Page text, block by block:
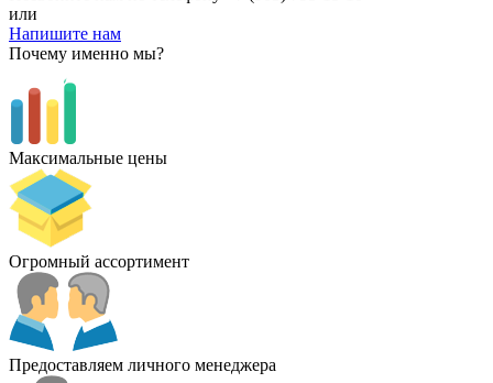
или
Напишите нам
Почему именно мы?
Максимальные цены
Огромный ассортимент
Предоставляем личного менеджера